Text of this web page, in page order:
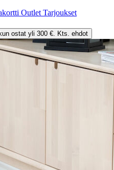
Outlet Tarjoukset
ostat yli 300 €. Kts. ehdot